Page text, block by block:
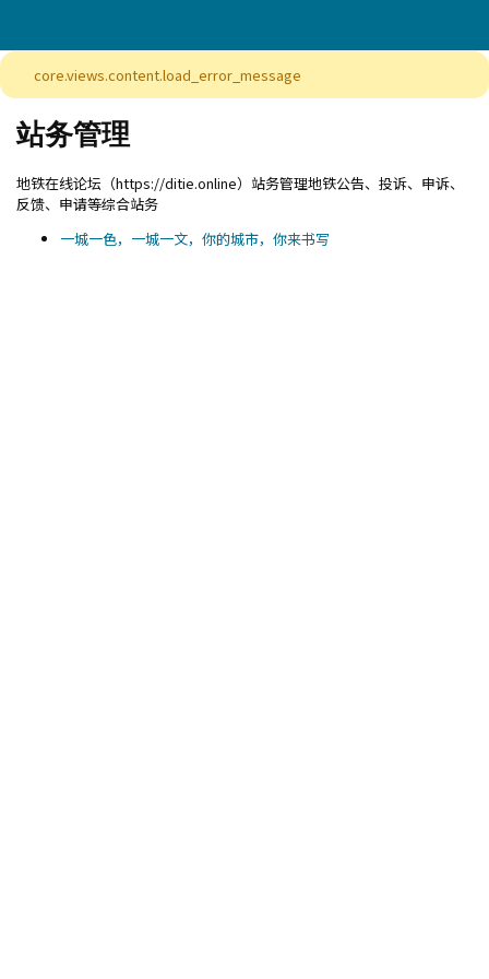
core.views.content.load_error_message
站务管理
地铁在线论坛（https://ditie.online）站务管理地铁公告、投诉、申诉、
反馈、申请等综合站务
一城一色，一城一文，你的城市，你来书写